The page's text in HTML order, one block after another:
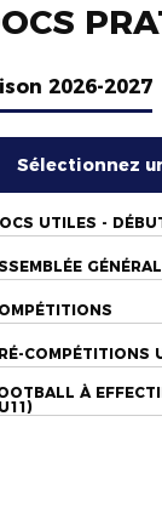
2026-2027
Sélectionnez
UTILES -
COMPÉTITIONS
À